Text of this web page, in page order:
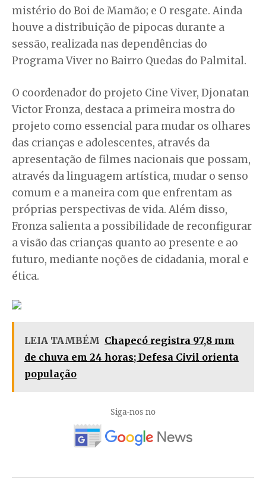
mistério do Boi de Mamão; e O resgate. Ainda
houve a distribuição de pipocas durante a
sessão, realizada nas dependências do
Programa Viver no Bairro Quedas do Palmital.
O coordenador do projeto Cine Viver, Djonatan
Victor Fronza, destaca a primeira mostra do
projeto como essencial para mudar os olhares
das crianças e adolescentes, através da
apresentação de filmes nacionais que possam,
através da linguagem artística, mudar o senso
comum e a maneira com que enfrentam as
próprias perspectivas de vida. Além disso,
Fronza salienta a possibilidade de reconfigurar
a visão das crianças quanto ao presente e ao
futuro, mediante noções de cidadania, moral e
ética.
LEIA TAMBÉM Chapecó registra 97,8 mm
de chuva em 24 horas; Defesa Civil orienta
população
Siga-nos no